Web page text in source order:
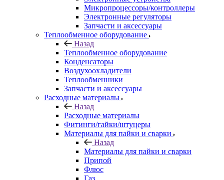
Микропроцессоры/контроллеры
Электронные регуляторы
Запчасти и аксессуары
Теплообменное оборудование
Назад
Теплообменное оборудование
Конденсаторы
Воздухоохладители
Теплообменники
Запчасти и аксессуары
Расходные материалы
Назад
Расходные материалы
Фитинги/гайки/штуцеры
Материалы для пайки и сварки
Назад
Материалы для пайки и сварки
Припой
Флюс
Газ